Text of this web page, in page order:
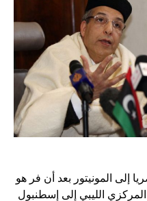
إلى المونيتور بعد أن فر هو
الليبي إلى إسطنبول